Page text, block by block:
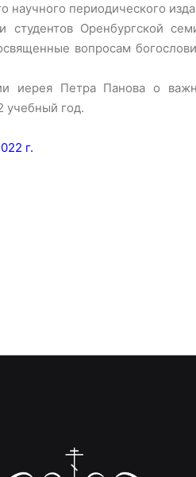
научного периодического
студентов Оренбургской
вопросам
иерея Петра Панова о
учебный год.
г.